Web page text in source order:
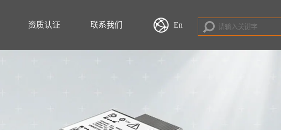
资质认证 联系我们 En